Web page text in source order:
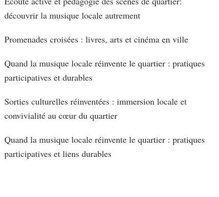
découvrir la musique locale autrement
Promenades croisées : livres, arts et cinéma en ville
Quand la musique locale réinvente le quartier : pratiques
participatives et durables
Sorties culturelles réinventées : immersion locale et
convivialité au cœur du quartier
Quand la musique locale réinvente le quartier : pratiques
participatives et liens durables